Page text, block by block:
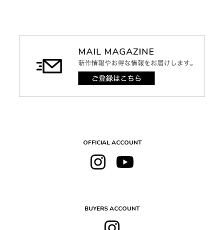
OFFICIAL ACCOUNT
BUYERS ACCOUNT